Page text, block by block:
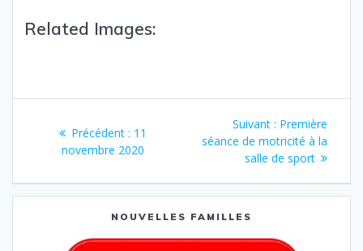
Related Images:
Précédent : 11
novembre 2020
Suivant : Première
séance de motricité à la
salle de sport
NOUVELLES FAMILLES